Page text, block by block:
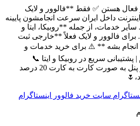
هستن ✅ فقط **فالوور و لایک
داخل ایران سرعت انجامشون پایینه
۲ کا میاد . سایر خدمات، از جمله **روبیکا، ایتا و
برای فالوور و لایک فعلاً **خارجی ثبت
انجام بشه ** ⚠️ برای خرید خدمات و
سریع در روبیکا و ایتا 📞
09214577931💚با شارژ پنل به صورت کارت به کارت 20 درصد
سایت خرید فالوور اینستاگرام